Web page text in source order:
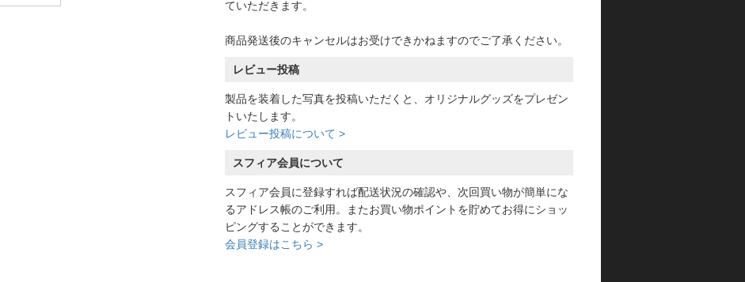
ていただきます。
商品発送後のキャンセルはお受けできかねますのでご了承ください。
レビュー投稿
製品を装着した写真を投稿いただくと、オリジナルグッズをプレゼン
トいたします。
レビュー投稿について >
スフィア会員について
スフィア会員に登録すれば配送状況の確認や、次回買い物が簡単にな
るアドレス帳のご利用。またお買い物ポイントを貯めてお得にショッ
ピングすることができます。
会員登録はこちら >